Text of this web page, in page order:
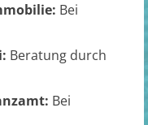
Bei
Beratung durch
Bei